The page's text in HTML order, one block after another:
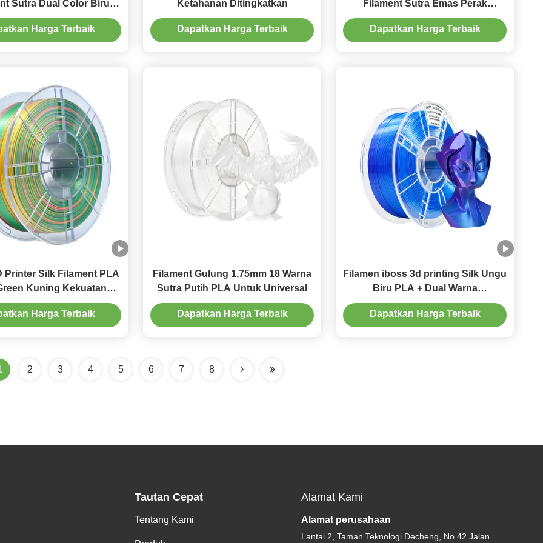
Sutra Dual Color Biru
Pencetakan 3D
Harga Terbaik
Ketahanan Ditingkatkan
Dapatkan Harga Terbaik
Filament Sutra Emas Perak
Tembaga Industri Ketahanan yang
kuat
Dapatkan Harga Terbaik
Printer Silk Filament PLA
Kuning Kekuatan
Ditingkatkan
Harga Terbaik
Filament Gulung 1,75mm 18 Warna
Sutra Putih PLA Untuk Universal
Dapatkan Harga Terbaik
Filamen iboss 3d printing Silk Ungu
Biru PLA + Dual Warna
Ketangguhan Ditingkatkan Printer
3D 1kg
Dapatkan Harga Terbaik
2 3 4 5 6 7 8
Tautan Cepat
Tentang Kami
Alamat Kami
Alamat perusahaan
Lantai 2, Taman Teknologi Decheng, No.42 Jalan